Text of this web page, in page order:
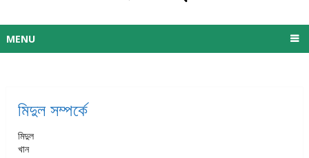
MENU
মিদুল সম্পর্কে
মিদুল
খান